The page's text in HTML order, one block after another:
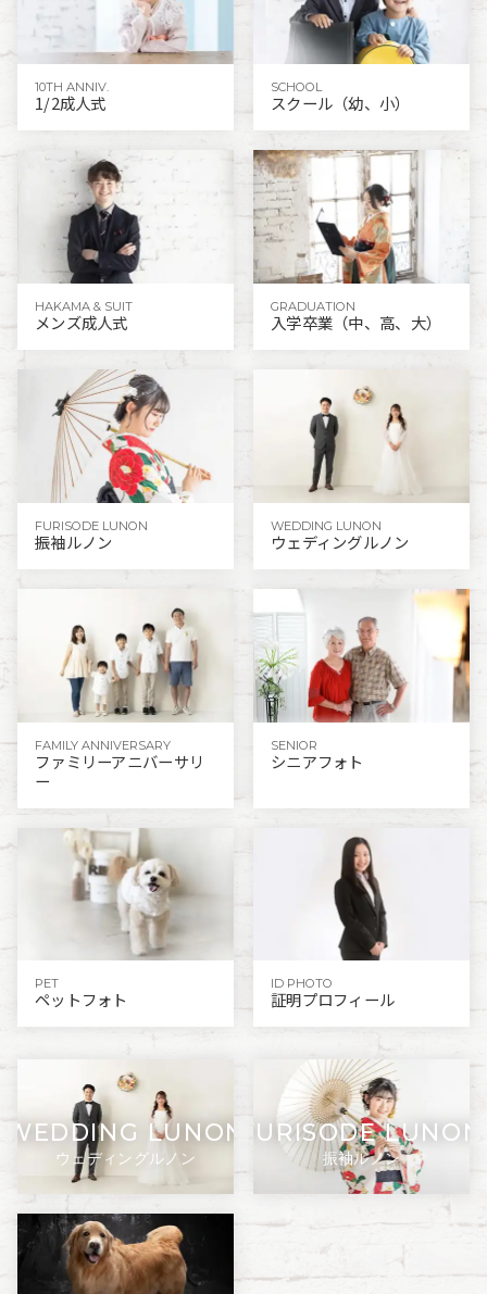
10TH ANNIV.
1/2成人式
SCHOOL
スクール（幼、小）
HAKAMA & SUIT
メンズ成人式
GRADUATION
入学卒業（中、高、大）
FURISODE LUNON
振袖ルノン
WEDDING LUNON
ウェディングルノン
FAMILY ANNIVERSARY
ファミリーアニバーサリ
ー
SENIOR
シニアフォト
PET
ペットフォト
ID PHOTO
証明プロフィール
WEDDING LUNON
ウェディングルノン
FURISODE LUNON
振袖ルノン